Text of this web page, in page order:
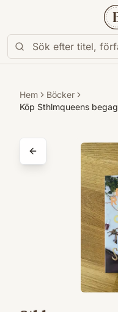
Hem
Böcker
Köp Sthlmqueens